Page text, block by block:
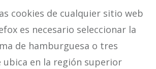
cookies de cualquier sitio web
es necesario seleccionar la
de hamburguesa o tres
ubica en la región superior